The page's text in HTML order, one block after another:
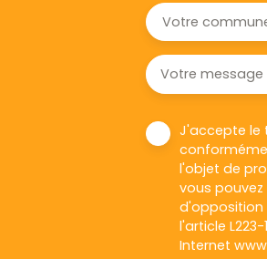
Votre
Votre message
J'accepte le
l'objet de
vous
d'opposition
l'article
Internet